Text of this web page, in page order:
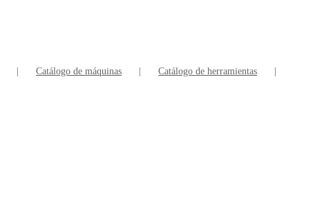
Catálogo de máquinas
Catálogo de herramientas